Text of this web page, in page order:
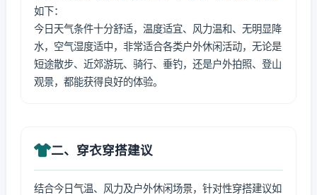
如下：
今日天气条件十分舒适，温度适宜、风力温和、无明显降
水，空气湿度适中，非常适合各类户外休闲活动，无论是
短途散步、近郊游玩、骑行、垂钓，还是户外拍照、登山
观景，都能获得良好的体验。
二、穿衣穿搭建议
结合今日气温、风力及户外休闲场景，针对性穿搭建议如